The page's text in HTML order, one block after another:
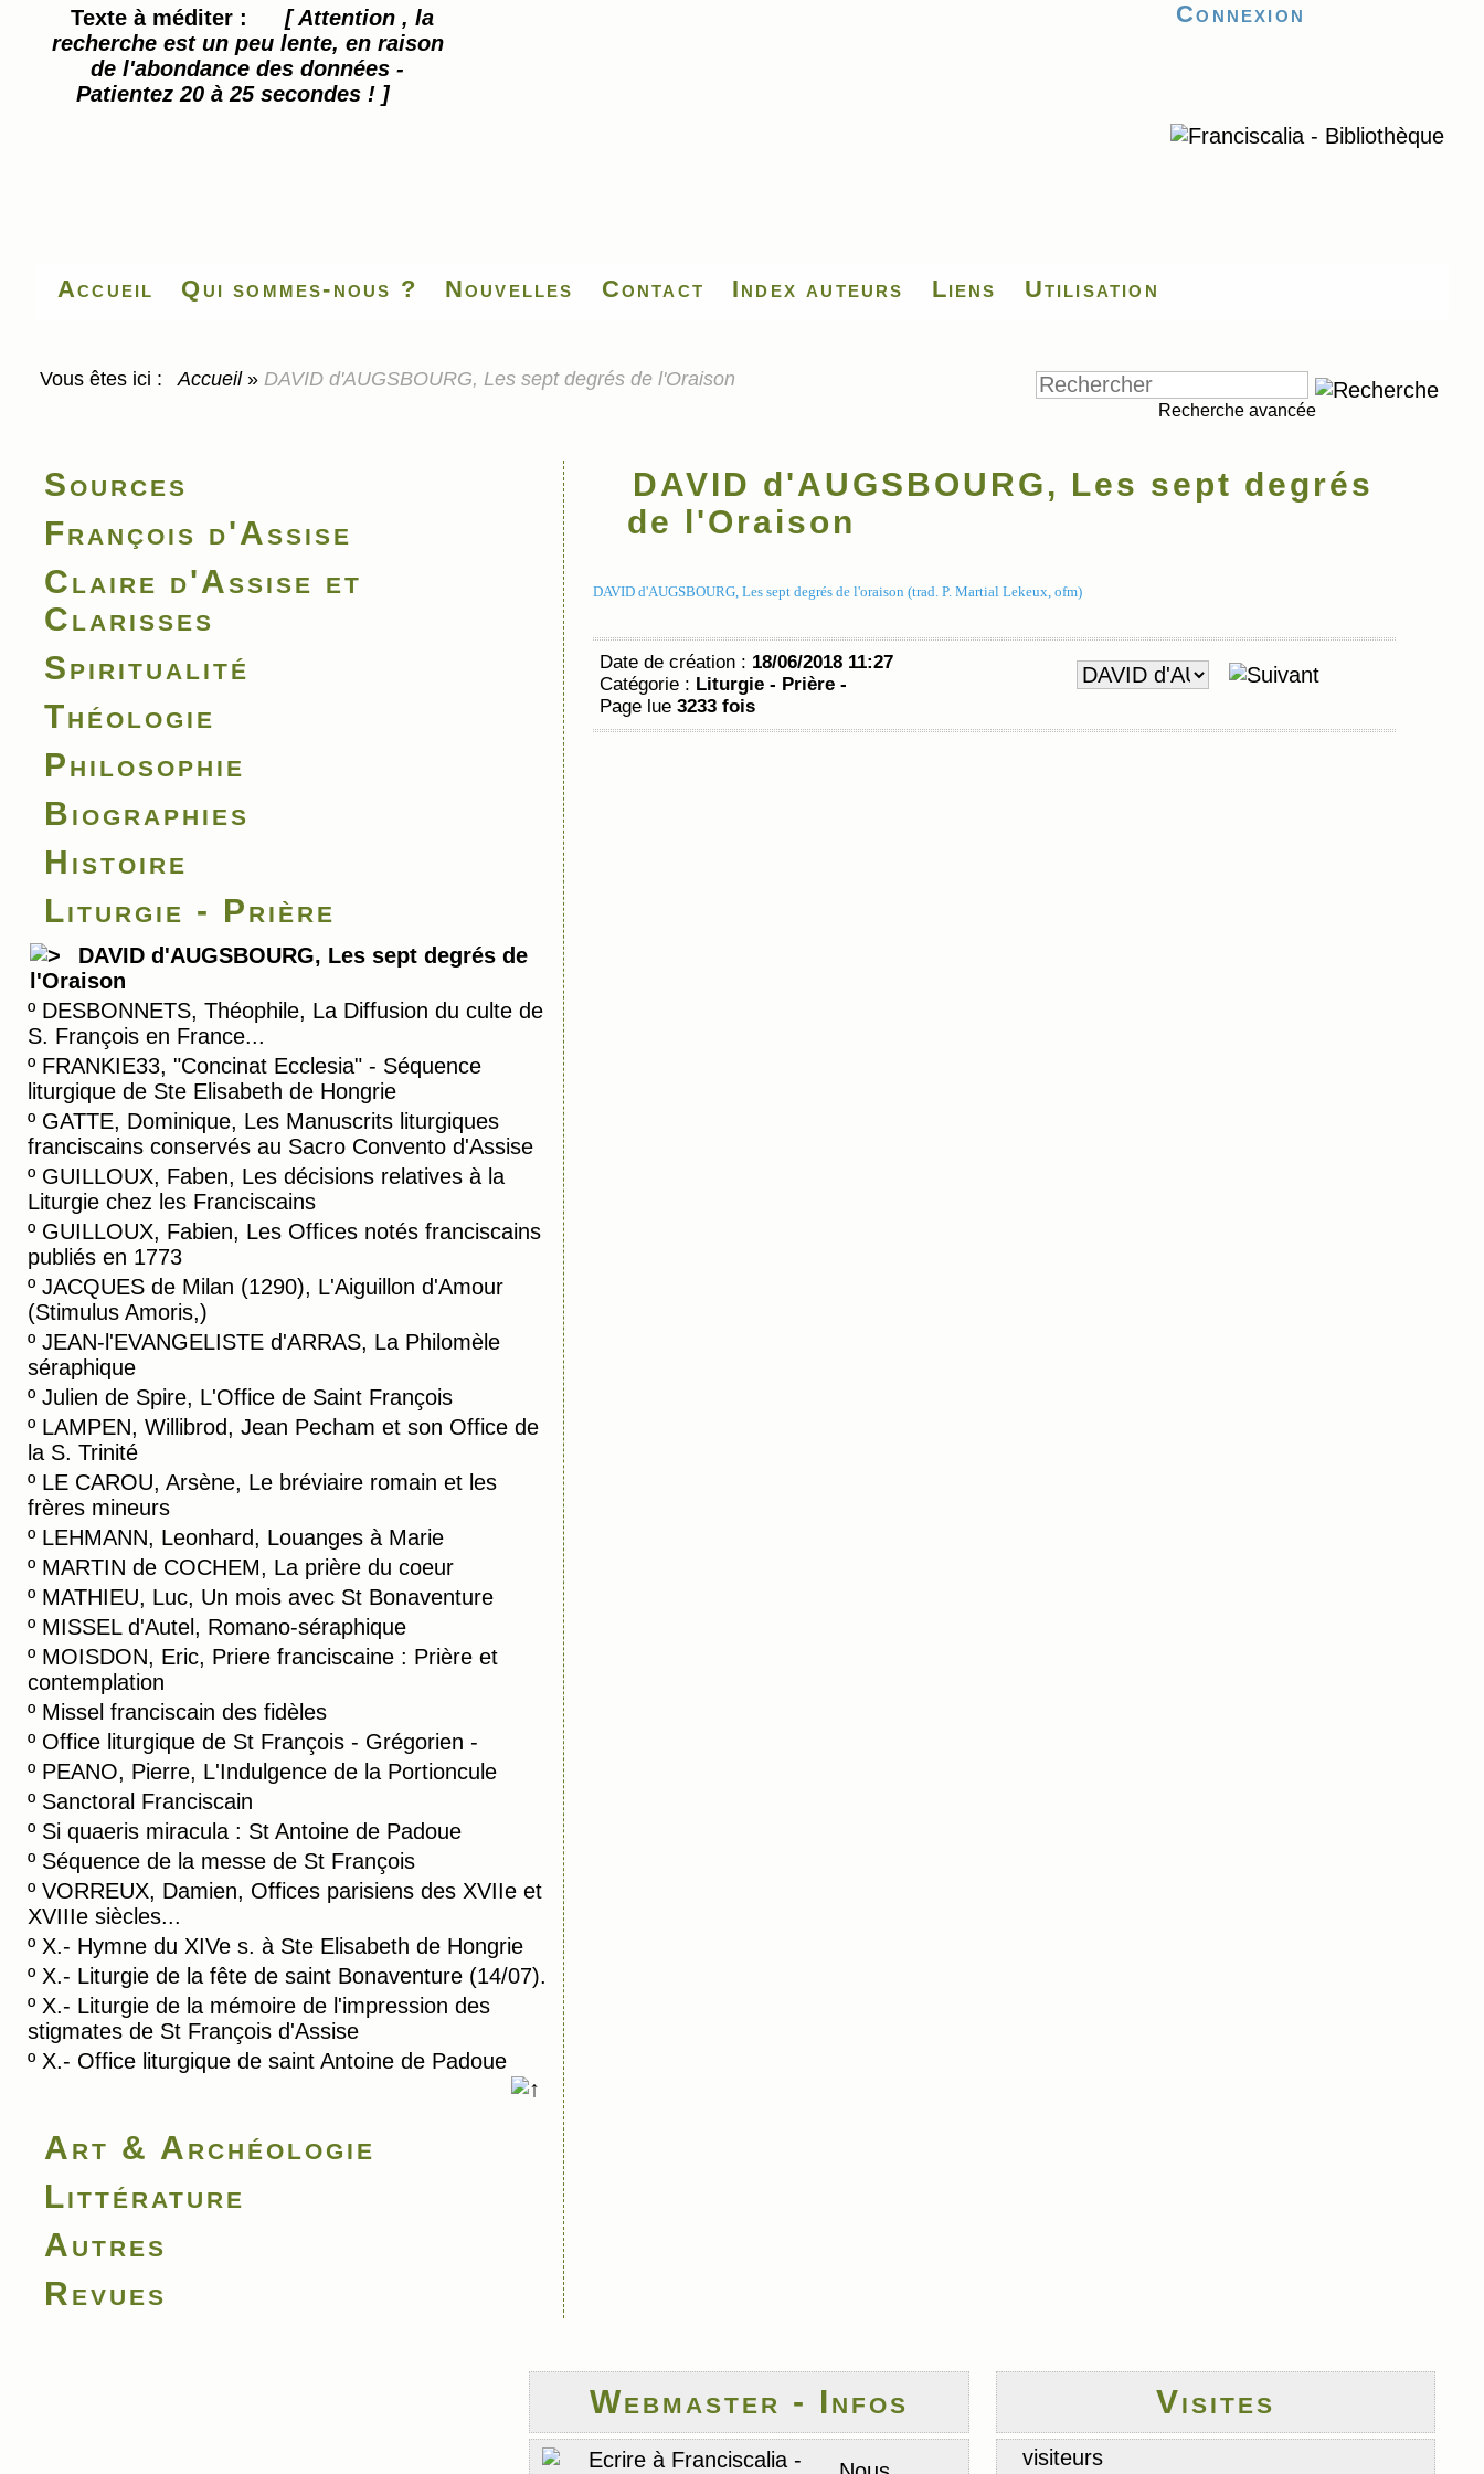
Texte à méditer :
[ Attention , la
recherche est un peu lente, en raison
de l'abondance des données -
Patientez 20 à 25 secondes ! ]
Accueil
Connexion
Qui sommes-nous ? Nouvelles Contact Index auteurs Liens Utilisation
Vous êtes ici : Accueil » DAVID d'AUGSBOURG, Les sept degrés de l'Oraison
Recherche avancée
Sources
François d'Assise
Claire d'Assise et
Clarisses
Spiritualité
Théologie
Philosophie
Biographies
Histoire
Liturgie - Prière
DAVID d'AUGSBOURG, Les sept degrés de
l'Oraison
º DESBONNETS, Théophile, La Diffusion du culte de
S. François en France...
º FRANKIE33, "Concinat Ecclesia" - Séquence
liturgique de Ste Elisabeth de Hongrie
º GATTE, Dominique, Les Manuscrits liturgiques
franciscains conservés au Sacro Convento d'Assise
º GUILLOUX, Faben, Les décisions relatives à la
Liturgie chez les Franciscains
º GUILLOUX, Fabien, Les Offices notés franciscains
publiés en 1773
º JACQUES de Milan (1290), L'Aiguillon d'Amour
(Stimulus Amoris,)
º JEAN-l'EVANGELISTE d'ARRAS, La Philomèle
séraphique
º Julien de Spire, L'Office de Saint François
º LAMPEN, Willibrod, Jean Pecham et son Office de
la S. Trinité
º LE CAROU, Arsène, Le bréviaire romain et les
frères mineurs
º LEHMANN, Leonhard, Louanges à Marie
º MARTIN de COCHEM, La prière du coeur
º MATHIEU, Luc, Un mois avec St Bonaventure
º MISSEL d'Autel, Romano-séraphique
º MOISDON, Eric, Priere franciscaine : Prière et
contemplation
º Missel franciscain des fidèles
º Office liturgique de St François - Grégorien -
º PEANO, Pierre, L'Indulgence de la Portioncule
º Sanctoral Franciscain
º Si quaeris miracula : St Antoine de Padoue
º Séquence de la messe de St François
º VORREUX, Damien, Offices parisiens des XVIIe et
XVIIIe siècles...
º X.- Hymne du XIVe s. à Ste Elisabeth de Hongrie
º X.- Liturgie de la fête de saint Bonaventure (14/07).
º X.- Liturgie de la mémoire de l'impression des
stigmates de St François d'Assise
º X.- Office liturgique de saint Antoine de Padoue
Art & Archéologie
Littérature
Autres
Revues
DAVID d'AUGSBOURG, Les sept degrés
de l'Oraison
DAVID d'AUGSBOURG, Les sept degrés de l'oraison (trad. P. Martial Lekeux, ofm)
Date de création : 18/06/2018 11:27
Catégorie : Liturgie - Prière -
Page lue 3233 fois
Webmaster - Infos Visites
visiteurs